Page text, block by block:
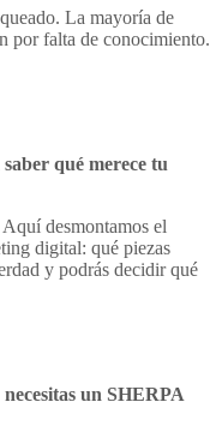
La mayoría de
por falta de conocimiento.
qué merece tu
desmontamos el
digital: qué piezas
y podrás decidir qué
un SHERPA